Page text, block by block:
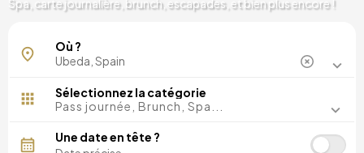
Spa, carte journalière, brunch, escapades, et bien plus encore !
Où ?
Sélectionnez la catégorie
Pass journée, Brunch, Spa...
Une date en tête ?